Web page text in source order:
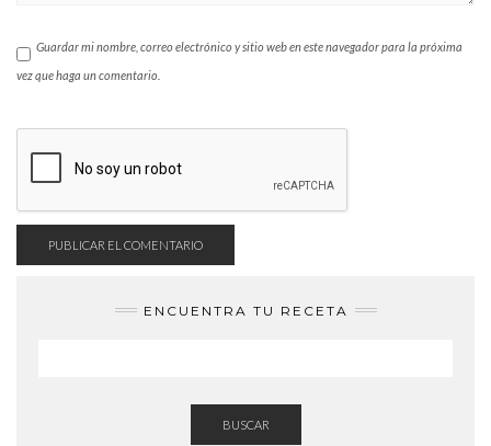
Guardar mi nombre, correo electrónico y sitio web en este navegador para la próxima
vez que haga un comentario.
ENCUENTRA TU RECETA
BUSCAR